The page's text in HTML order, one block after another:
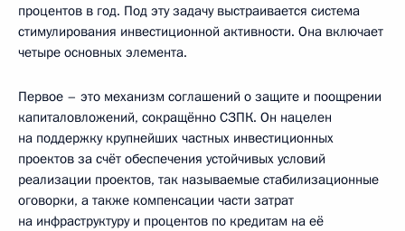
процентов в год. Под эту задачу выстраивается система
стимулирования инвестиционной активности. Она включает
четыре основных элемента.
Первое – это механизм соглашений о защите и поощрении
капиталовложений, сокращённо СЗПК. Он нацелен
на поддержку крупнейших частных инвестиционных
проектов за счёт обеспечения устойчивых условий
реализации проектов, так называемые стабилизационные
оговорки, а также компенсации части затрат
на инфраструктуру и процентов по кредитам на её